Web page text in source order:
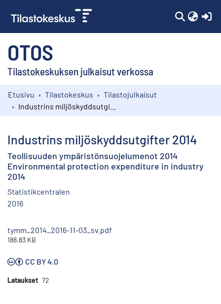
OTOS
Tilastokeskuksen julkaisut verkossa
Kokoelmat
Etusivu Tilastokeskus
Tilastojulkaisut
Industrins miljöskyddsutgifter 2014
Teollisuuden ympäristönsuojelumenot 2014
Environmental protection expenditure in industry
2014
Statistikcentralen
2016
tymm_2014_2016-11-03_sv.pdf
188.83 KB
CC BY 4.0
Lataukset 72